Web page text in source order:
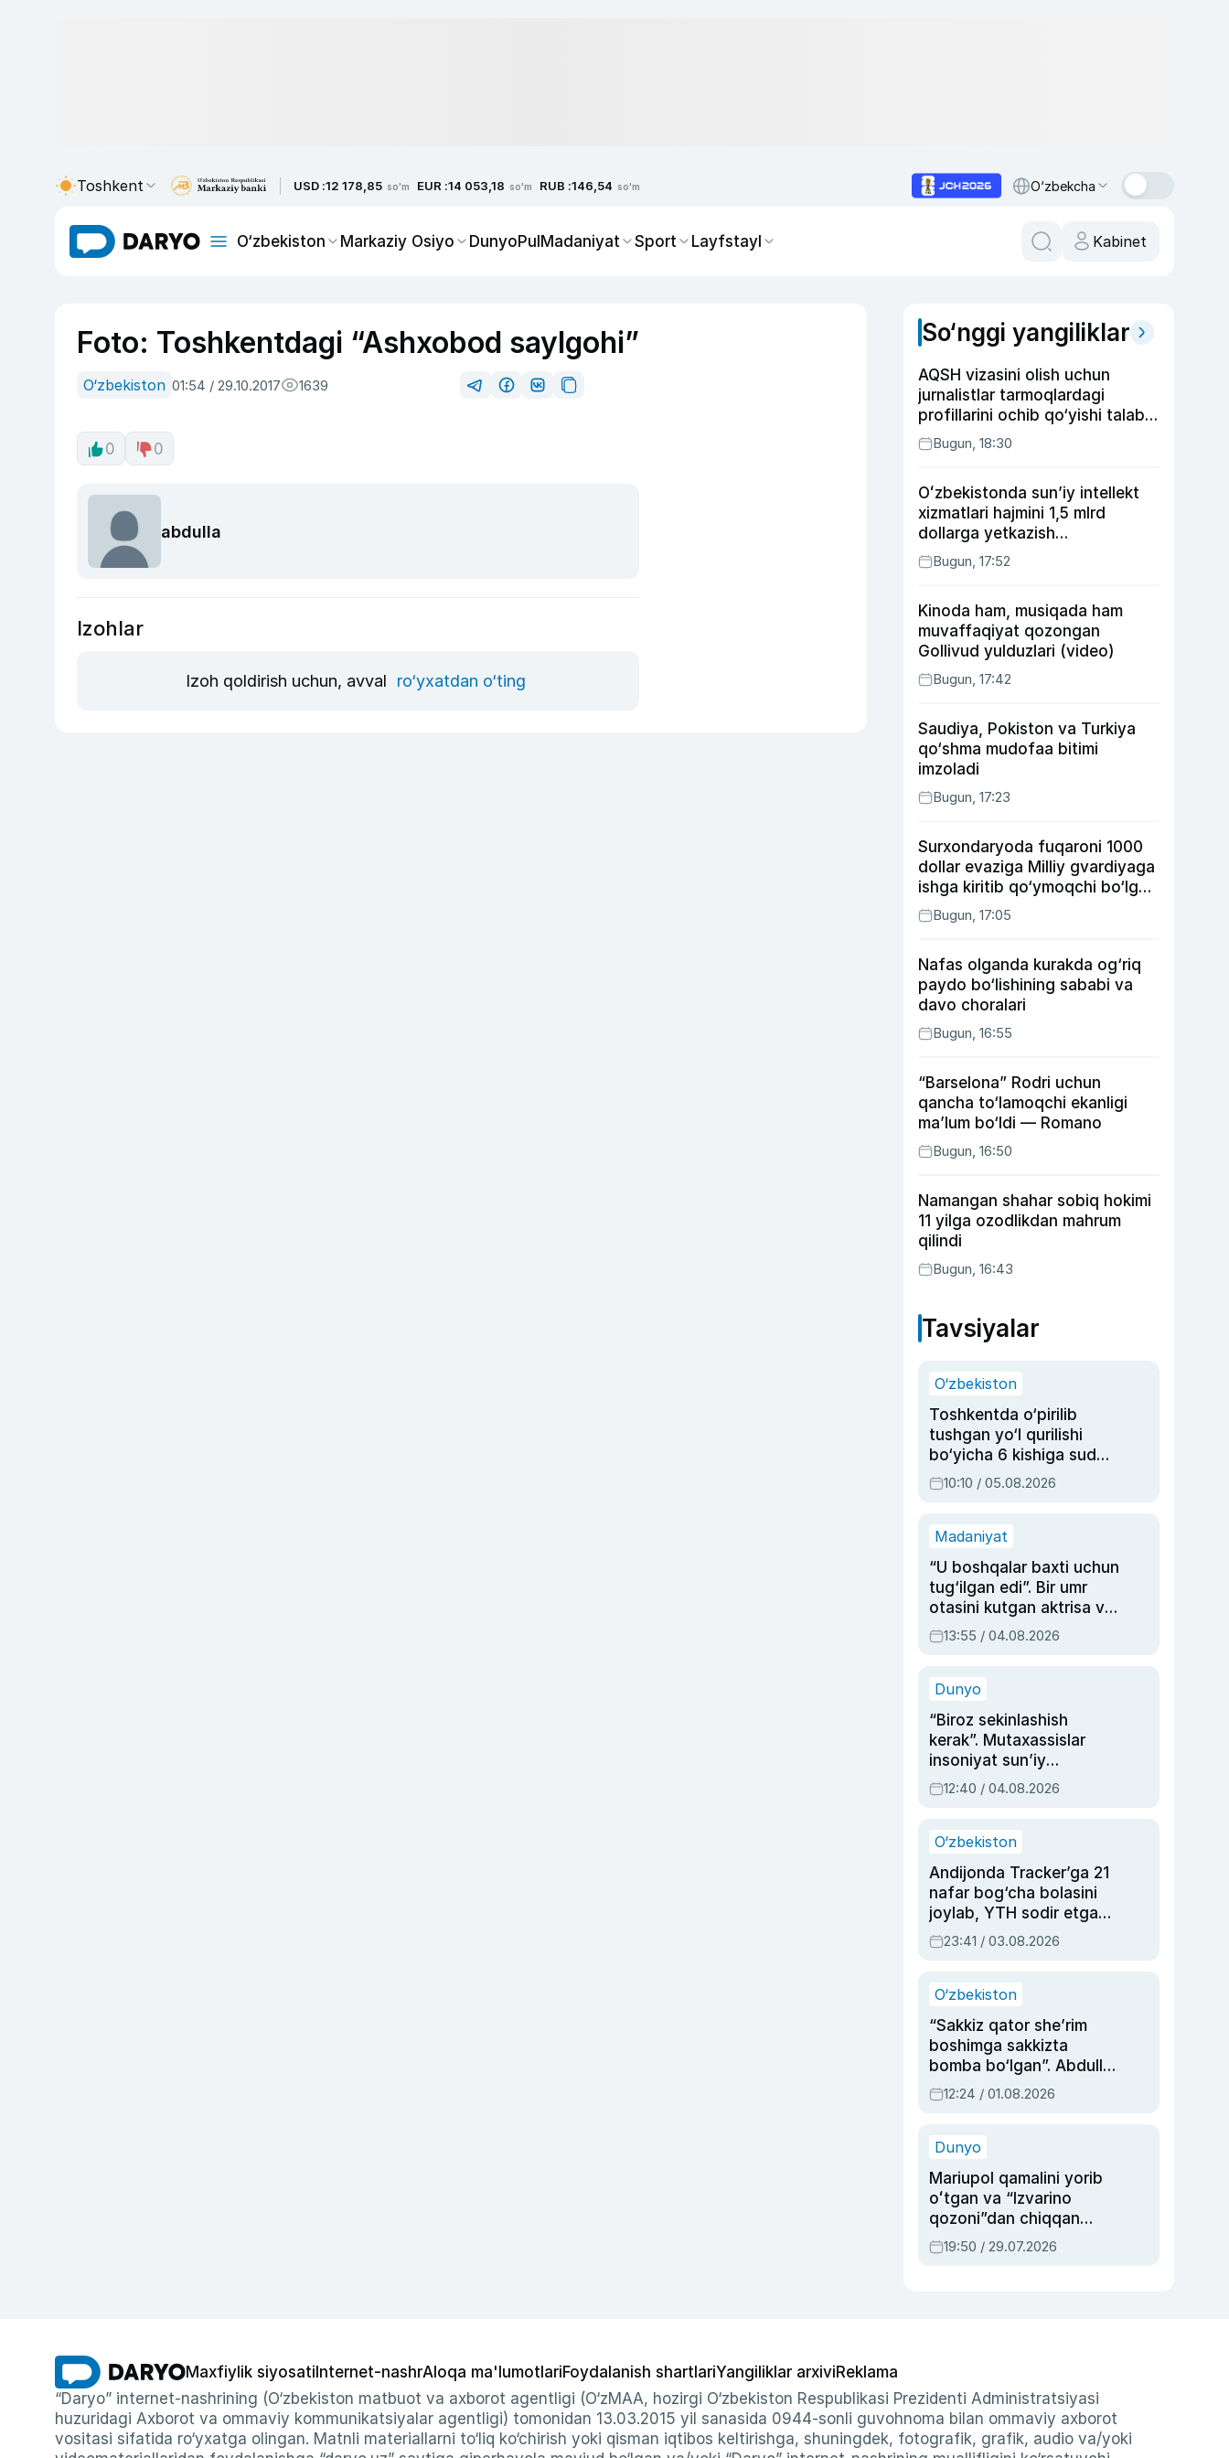
Toshkent USD :12 178,85 so'm EUR :14 053,18 so'm RUB :146,54 so'm O‘zbekcha
O‘zbekiston Markaziy Osiyo DunyoPulMadaniyat Sport Layfstayl Kabinet
Foto: Toshkentdagi “Ashxobod saylgohi”
O‘zbekiston 01:54 / 29.10.2017 1639
0 0
abdulla
Izohlar
Izoh qoldirish uchun, avval ro‘yxatdan o‘ting
So‘nggi yangiliklar
AQSH vizasini olish uchun
jurnalistlar tarmoqlardagi
profillarini ochib qo‘yishi talab
etilishi mumkin
Bugun, 18:30
Oʻzbekistonda sunʼiy intellekt
xizmatlari hajmini 1,5 mlrd
dollarga yetkazish
rejalashtirilmoqda
Bugun, 17:52
Kinoda ham, musiqada ham
muvaffaqiyat qozongan
Gollivud yulduzlari (video)
Bugun, 17:42
Saudiya, Pokiston va Turkiya
qo‘shma mudofaa bitimi
imzoladi
Bugun, 17:23
Surxondaryoda fuqaroni 1000
dollar evaziga Milliy gvardiyaga
ishga kiritib qo‘ymoqchi bo‘lgan
shaxs ushlandi
Bugun, 17:05
Nafas olganda kurakda og‘riq
paydo bo‘lishining sababi va
davo choralari
Bugun, 16:55
“Barselona” Rodri uchun
qancha to‘lamoqchi ekanligi
ma’lum bo‘ldi — Romano
Bugun, 16:50
Namangan shahar sobiq hokimi
11 yilga ozodlikdan mahrum
qilindi
Bugun, 16:43
Tavsiyalar
O‘zbekiston
Toshkentda o‘pirilib
tushgan yo‘l qurilishi
bo‘yicha 6 kishiga sud
hukmi o‘qildi
10:10 / 05.08.2026
Madaniyat
“U boshqalar baxti uchun
tug‘ilgan edi”. Bir umr
otasini kutgan aktrisa va
dublyaj ustasi Rimma
Ahmedovaning
13:55 / 04.08.2026
Dunyo
“Biroz sekinlashish
kerak”. Mutaxassislar
insoniyat sun’iy
intellektni boshqara
olmay qolishidan xavotir
12:40 / 04.08.2026
O‘zbekiston
Andijonda Tracker’ga 21
nafar bog‘cha bolasini
joylab, YTH sodir etgan
ayolga sud hukmi o‘qildi
23:41 / 03.08.2026
O‘zbekiston
“Sakkiz qator she’rim
boshimga sakkizta
bomba bo‘lgan”. Abdulla
Oripovni siyosiy
ayblovlardan asrab
12:24 / 01.08.2026
Dunyo
Mariupol qamalini yorib
oʻtgan va “Izvarino
qozoni”dan chiqqan
qahramon — Ukraina
armiyasi bosh
19:50 / 29.07.2026
Maxfiylik siyosati Internet-nashrAloqa ma'lumotlariFoydalanish shartlariYangiliklar arxiviReklama
“Daryo” internet-nashrining (O‘zbekiston matbuot va axborot agentligi (O‘zMAA, hozirgi O‘zbekiston Respublikasi Prezidenti Administratsiyasi
huzuridagi Axborot va ommaviy kommunikatsiyalar agentligi) tomonidan 13.03.2015 yil sanasida 0944-sonli guvohnoma bilan ommaviy axborot
vositasi sifatida ro‘yxatga olingan. Matnli materiallarni to‘liq ko‘chirish yoki qisman iqtibos keltirishga, shuningdek, fotografik, grafik, audio va/yoki